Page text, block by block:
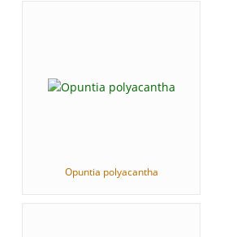
Opuntia polyacantha